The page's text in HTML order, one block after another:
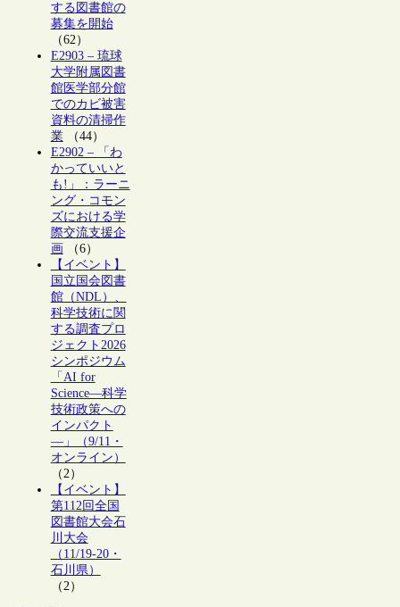
する図書館の
募集を開始
（62）
E2903 – 琉球
大学附属図書
館医学部分館
でのカビ被害
資料の清掃作
業（44）
E2902 – 「わ
かっていいと
も!」：ラーニ
ング・コモン
ズにおける学
際交流支援企
画 （6）
【イベント】
国立国会図書
館（NDL）、
科学技術に関
する調査プロ
ジェクト2026
シンポジウム
「AI for
Science―科学
技術政策への
インパクト
―」（9/11・
オンライン）
（2）
【イベント】
第112回全国
図書館大会石
川大会
（11/19-20・
石川県）
（2）